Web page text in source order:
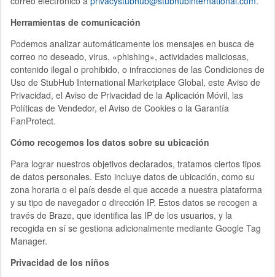
Herramientas de comunicación
Podemos analizar automáticamente los mensajes en busca de
correo no deseado, virus, «phishing», actividades maliciosas,
contenido ilegal o prohibido, o infracciones de las Condiciones de
Uso de StubHub International Marketplace Global, este Aviso de
Privacidad, el Aviso de Privacidad de la Aplicación Móvil, las
Políticas de Vendedor, el Aviso de Cookies o la Garantía
FanProtect.
Cómo recogemos los datos sobre su ubicación
Para lograr nuestros objetivos declarados, tratamos ciertos tipos
de datos personales. Esto incluye datos de ubicación, como su
zona horaria o el país desde el que accede a nuestra plataforma
y su tipo de navegador o dirección IP. Estos datos se recogen a
través de Braze, que identifica las IP de los usuarios, y la
recogida en sí se gestiona adicionalmente mediante Google Tag
Manager.
Privacidad de los niños